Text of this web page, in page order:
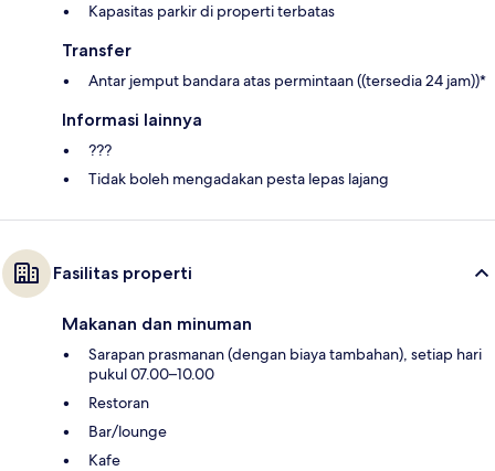
Kapasitas parkir di properti terbatas
Transfer
Antar jemput bandara atas permintaan ((tersedia 24 jam))*
Informasi lainnya
???
Tidak boleh mengadakan pesta lepas lajang
Fasilitas properti
Makanan dan minuman
Sarapan prasmanan (dengan biaya tambahan), setiap hari
pukul 07.00–10.00
Restoran
Bar/lounge
Kafe